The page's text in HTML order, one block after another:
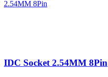
IDC Socket 2.54MM 8Pin